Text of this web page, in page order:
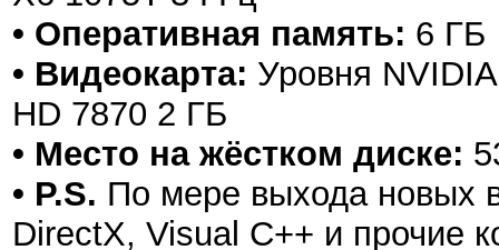
• Оперативная память: 6 ГБ
• Видеокарта: Уровня
HD 7870 2 ГБ
• Место на жёстком диске:
• P.S. По мере выхода новых
DirectX, Visual C++ и прочие